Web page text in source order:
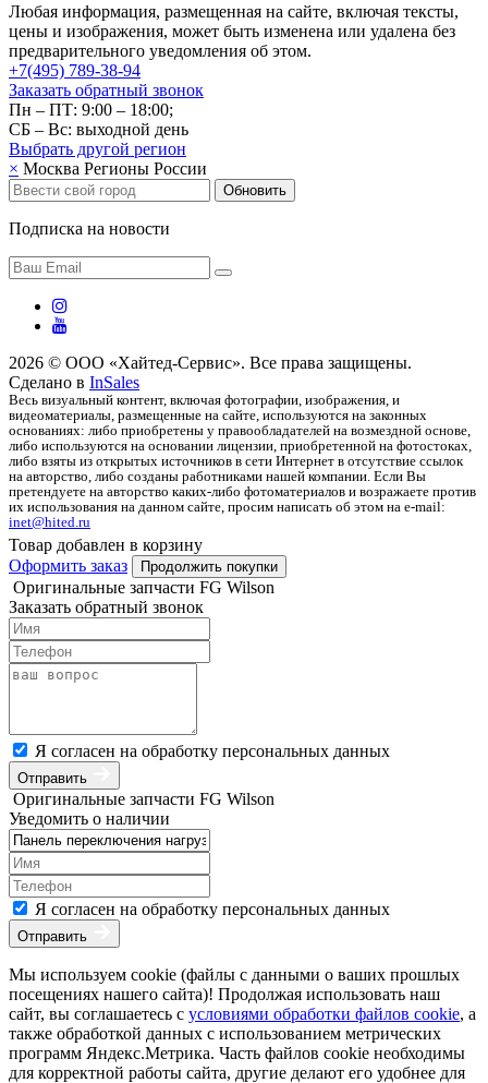
Любая информация, размещенная на сайте, включая тексты,
цены и изображения, может быть изменена или удалена без
предварительного уведомления об этом.
+7(495) 789-38-94
Заказать обратный звонок
Пн – ПТ: 9:00 – 18:00;
СБ – Вс: выходной день
Выбрать другой регион
× Москва Регионы России
Обновить
Подписка на новости
2026 © ООО «Хайтед-Сервис». Все права защищены.
Сделано в InSales
Весь визуальный контент, включая фотографии, изображения, и
видеоматериалы, размещенные на сайте, используются на законных
основаниях: либо приобретены у правообладателей на возмездной основе,
либо используются на основании лицензии, приобретенной на фотостоках,
либо взяты из открытых источников в сети Интернет в отсутствие ссылок
на авторство, либо созданы работниками нашей компании. Если Вы
претендуете на авторство каких-либо фотоматериалов и возражаете против
их использования на данном сайте, просим написать об этом на e-mail:
inet@hited.ru
Товар добавлен в корзину
Оформить заказ
Продолжить покупки
Оригинальные запчасти FG Wilson
Заказать обратный звонок
Я согласен на обработку персональных данных
Отправить
Оригинальные запчасти FG Wilson
Уведомить о наличии
Я согласен на обработку персональных данных
Отправить
Мы используем cookie (файлы с данными о ваших прошлых
посещениях нашего сайта)! Продолжая использовать наш
сайт, вы соглашаетесь с условиями обработки файлов cookie, а
также обработкой данных с использованием метрических
программ Яндекс.Метрика. Часть файлов cookie необходимы
для корректной работы сайта, другие делают его удобнее для